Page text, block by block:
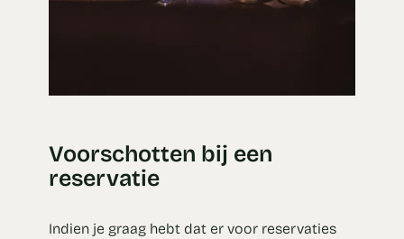
Voorschotten bij een
reservatie
Indien je graag hebt dat er voor reservaties